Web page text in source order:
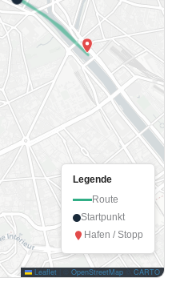
Leaflet OpenStreetMap CARTO
Legende
Route
Startpunkt
Hafen / Stopp